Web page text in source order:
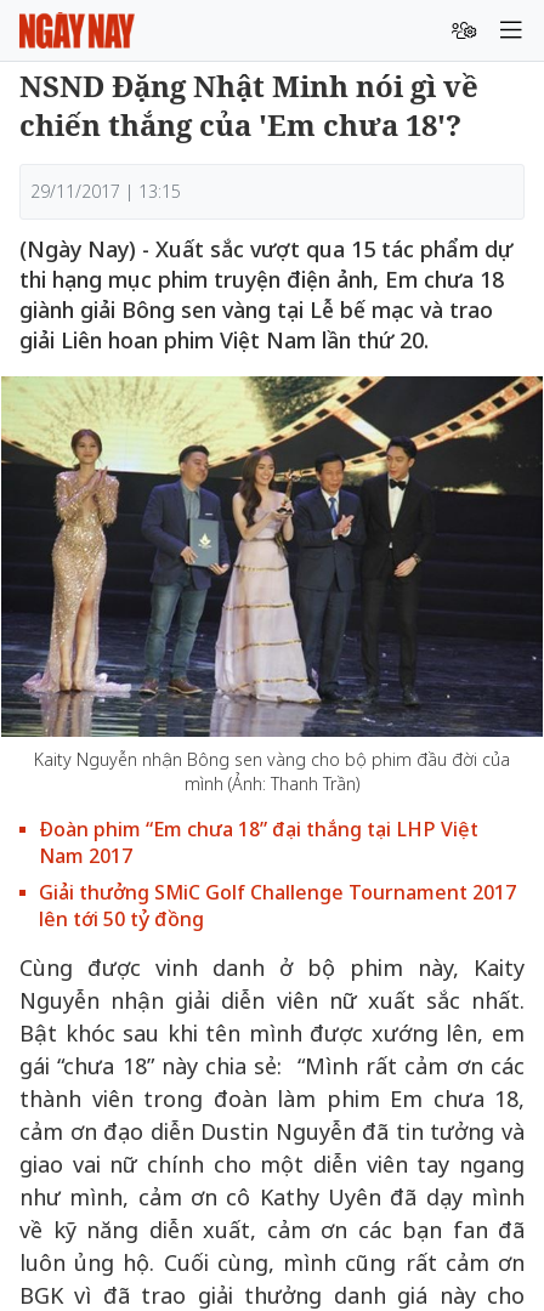
NSND Đặng Nhật Minh nói gì về
chiến thắng của 'Em chưa 18'?
29/11/2017 | 13:15
(Ngày Nay) - Xuất sắc vượt qua 15 tác phẩm dự
thi hạng mục phim truyện điện ảnh, Em chưa 18
giành giải Bông sen vàng tại Lễ bế mạc và trao
giải Liên hoan phim Việt Nam lần thứ 20.
Kaity Nguyễn nhận Bông sen vàng cho bộ phim đầu đời của
mình (Ảnh: Thanh Trần)
Đoàn phim “Em chưa 18” đại thắng tại LHP Việt
Nam 2017
Giải thưởng SMiC Golf Challenge Tournament 2017
lên tới 50 tỷ đồng
Cùng được vinh danh ở bộ phim này, Kaity
Nguyễn nhận giải diễn viên nữ xuất sắc nhất.
Bật khóc sau khi tên mình được xướng lên, em
gái “chưa 18” này chia sẻ: “Mình rất cảm ơn các
thành viên trong đoàn làm phim Em chưa 18,
cảm ơn đạo diễn Dustin Nguyễn đã tin tưởng và
giao vai nữ chính cho một diễn viên tay ngang
như mình, cảm ơn cô Kathy Uyên đã dạy mình
về kỹ năng diễn xuất, cảm ơn các bạn fan đã
luôn ủng hộ. Cuối cùng, mình cũng rất cảm ơn
BGK vì đã trao giải thưởng danh giá này cho